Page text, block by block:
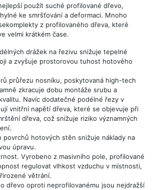
použít suché profilované dřevo,
ke smršťování a deformaci. Mnoho
z profilovaného dřeva, které
velmi krátkém čase.
drážek na řezivu snižuje tepelné
a zvyšuje prostorovou tuhost hotového
průřezu nosníku, poskytovaná high-tech
zkracuje dobu montáže srubu a
Navíc dodatečné podélné řezy v
vnitřní napětí dřeva, které se objevuje při
dřeva, což snižuje riziko významných
povrchů hotových stěn snižuje náklady na
úpravu.
Vyrobeno z masivního pole, profilované
regulovat vlhkost vzduchu v místnosti,
větrání.
dřevo oproti neprofilovanému jsou nejdražší